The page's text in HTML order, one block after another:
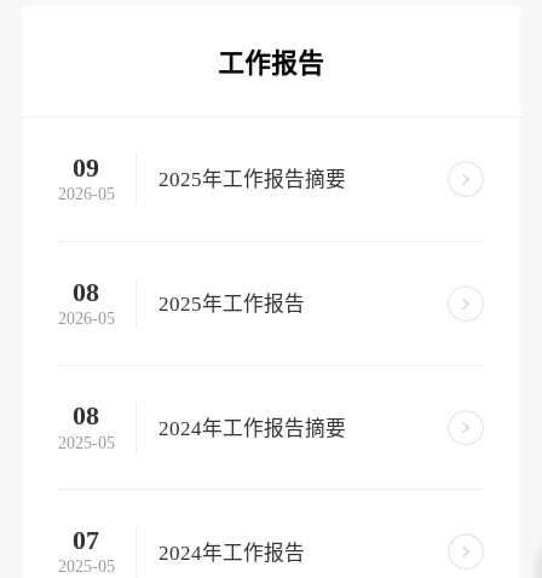
工作报告
09
2026-05
2025年工作报告摘要
08
2026-05
2025年工作报告
08
2025-05
2024年工作报告摘要
07
2025-05
2024年工作报告